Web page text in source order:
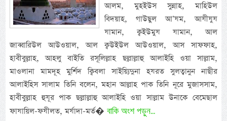
আলম, মুহইউস সুন্নাহ, মাহিউল
বিদয়াহ, গাউছুল আ’যম, আযীযুয
যামান, ক্বইউমুয যামান, আল
জাব্বারিউল আউওয়াল, আল ক্বউইউল আউওয়াল, আস সাফফাহ,
হাবীবুল্লাহ, আহলু বাইতি রসূলিল্লাহ ছল্লাল্লাহু আলাইহি ওয়া সাল্লাম,
মাওলানা মামদূহ মুর্শিদ ক্বিবলা সাইয়্যিদুনা হযরত সুলত্বানুন নাছীর
আলাইহিস সালাম তিনি বলেন, মহান আল্লাহ পাক তিনি নূরে মুজাসসাম,
হাবীবুল্লাহ হুযূর পাক ছল্লাল্লাহু আলাইহি ওয়া সাল্লাম উনাকে বেমেছাল
ফাযায়িল-ফযীলত, মর্যাদা-মর্ত�বাকি অংশ পড়ুন...